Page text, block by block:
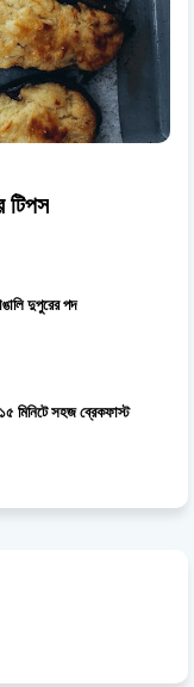
টিপস
দুপুরের পদ
মিনিটে সহজ ব্রেকফাস্ট